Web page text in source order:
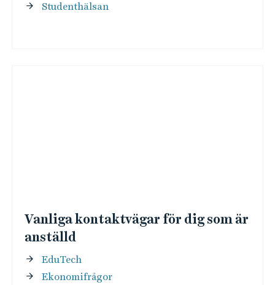
Studenthälsan
Vanliga kontaktvägar för dig som är
anställd
EduTech
Ekonomifrågor